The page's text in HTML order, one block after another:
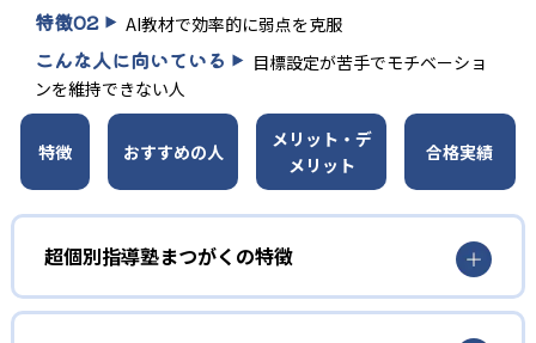
特徴02 AI教材で効率的に弱点を克服
こんな人に向いている
目標設定が苦手でモチベーショ
ンを維持できない人
特徴 おすすめの人
メリット・デ
メリット
合格実績
超個別指導塾まつがくの特徴